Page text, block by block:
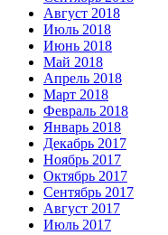
Август 2018
Июль 2018
Июнь 2018
Май 2018
Апрель 2018
Март 2018
Февраль 2018
Январь 2018
Декабрь 2017
Ноябрь 2017
Октябрь 2017
Сентябрь 2017
Август 2017
Июль 2017